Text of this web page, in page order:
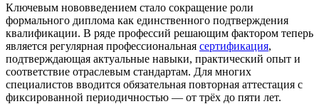
Ключевым нововведением стало сокращение роли
формального диплома как единственного подтверждения
квалификации. В ряде профессий решающим фактором теперь
является регулярная профессиональная сертификация,
подтверждающая актуальные навыки, практический опыт и
соответствие отраслевым стандартам. Для многих
специалистов вводится обязательная повторная аттестация с
фиксированной периодичностью — от трёх до пяти лет.